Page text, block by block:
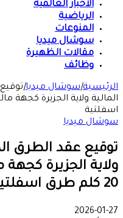
الأخبار العالمية
الرياضية
المنوعات
سوشال ميديا
مقالات الظهيرة
وظائف
الرئيسية|سوشال ميديا|
اسفلتية
سوشال ميديا
توقيع عقد الطرق
ولاية الجزيرة كجهة
20 كلم طرق اسفلتية
2026-01-27